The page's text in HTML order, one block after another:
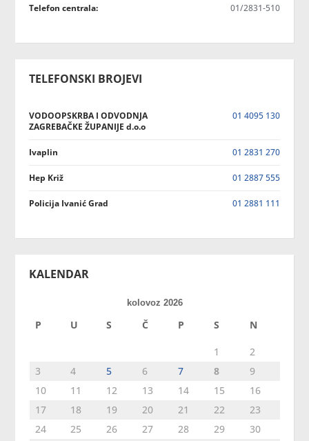
Telefon centrala: 01/2831-510
TELEFONSKI BROJEVI
VODOOPSKRBA I ODVODNJA
ZAGREBAČKE ŽUPANIJE d.o.o
01 4095 130
Ivaplin 01 2831 270
Hep Križ 01 2887 555
Policija Ivanić Grad 01 2881 111
KALENDAR
kolovoz 2026
P U S Č P S N
1
2
3
4 5 6 7 8
9
10
11 12 13 14 15
16
17
18 19 20 21 22
23
24
25 26 27 28 29
30